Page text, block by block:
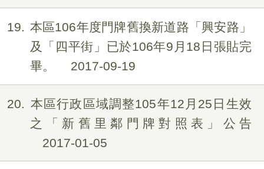
19
本區106年度門牌舊換新道路「興安路」
及「四平街」已於106年9月18日張貼完
畢。
2017-09-19
20
本區行政區域調整105年12月25日生效
之「新舊里鄰門牌對照表」公告
2017-01-05